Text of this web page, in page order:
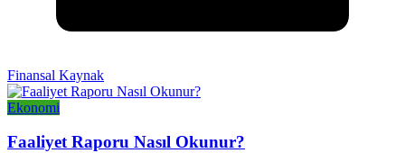
Finansal Kaynak
Ekonomi
Faaliyet Raporu Nasıl Okunur?